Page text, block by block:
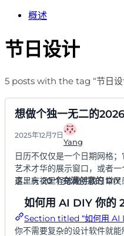
概述
节日设计
5 posts with the tag “节日设
想做个独一无二的
2025年12月7日
Yang
日历不仅仅是一个日期网格
艺术才华的展示窗口，或者
事、庆祝里程碑或寻找日常灵
这里有20 个充满创意的 DIY
如何用 AI DIY 你的
Section titled “如何用 AI
你不需要复杂的设计软件就能